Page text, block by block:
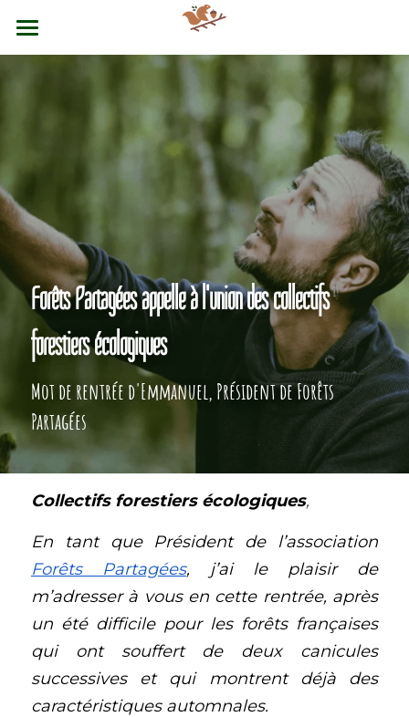
accueil
nos principes
nos services
nous soutenir
Contact
Forêts Partagées appelle à l'union des collectifs
forestiers écologiques
Mot de rentrée d'Emmanuel, Président de Forêts
Partagées
Collectifs forestiers écologiques,
Forêts Partagées, j’ai le plaisir de
m’adresser à vous en cette rentrée, après
un été difficile pour les forêts françaises
qui ont souffert de deux canicules
successives et qui montrent déjà des
caractéristiques automnales.